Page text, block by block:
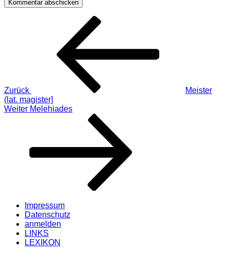
Beitragsnavigation
Zurück
Meister
(lat. magister]
Nächster
Weiter Melehiades
Impressum
Datenschutz
anmelden
LINKS
LEXIKON